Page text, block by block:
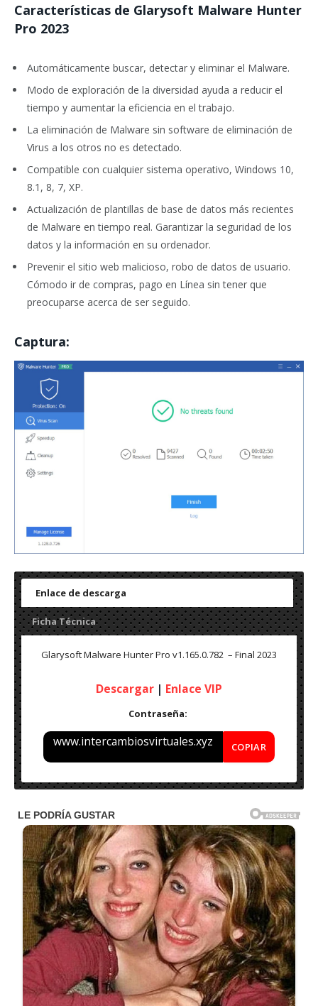
Características de Glarysoft Malware Hunter
Pro 2023
Automáticamente buscar, detectar y eliminar el Malware.
Modo de exploración de la diversidad ayuda a reducir el
tiempo y aumentar la eficiencia en el trabajo.
La eliminación de Malware sin software de eliminación de
Virus a los otros no es detectado.
Compatible con cualquier sistema operativo, Windows 10,
8.1, 8, 7, XP.
Actualización de plantillas de base de datos más recientes
de Malware en tiempo real. Garantizar la seguridad de los
datos y la información en su ordenador.
Prevenir el sitio web malicioso, robo de datos de usuario.
Cómodo ir de compras, pago en Línea sin tener que
preocuparse acerca de ser seguido.
Captura:
Enlace de descarga
Ficha Técnica
Glarysoft Malware Hunter Pro v1.165.0.782 – Final 2023
Descargar | Enlace VIP
Contraseña:
www.intercambiosvirtuales.xyz COPIAR
Nombre: Glarysoft Malware Hunter Pro v1.165.0.782 – Final
Peso: 100 MB
Idioma: Multilenguaje (Español)
Activación: Serial
Sistema Operativo: Windows 7/8.1/10/11